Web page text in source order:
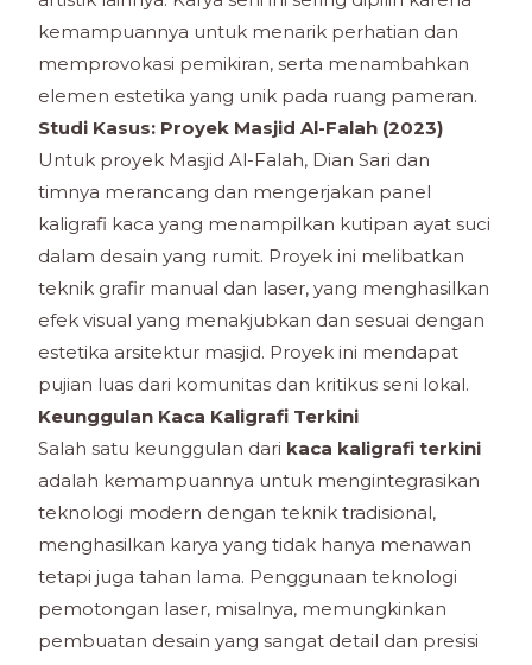
kemampuannya untuk menarik perhatian dan
memprovokasi pemikiran, serta menambahkan
elemen estetika yang unik pada ruang pameran.
Studi Kasus: Proyek Masjid Al-Falah (2023)
Untuk proyek Masjid Al-Falah, Dian Sari dan
timnya merancang dan mengerjakan panel
kaligrafi kaca yang menampilkan kutipan ayat suci
dalam desain yang rumit. Proyek ini melibatkan
teknik grafir manual dan laser, yang menghasilkan
efek visual yang menakjubkan dan sesuai dengan
estetika arsitektur masjid. Proyek ini mendapat
pujian luas dari komunitas dan kritikus seni lokal.
Keunggulan Kaca Kaligrafi Terkini
Salah satu keunggulan dari kaca kaligrafi terkini
adalah kemampuannya untuk mengintegrasikan
teknologi modern dengan teknik tradisional,
menghasilkan karya yang tidak hanya menawan
tetapi juga tahan lama. Penggunaan teknologi
pemotongan laser, misalnya, memungkinkan
pembuatan desain yang sangat detail dan presisi